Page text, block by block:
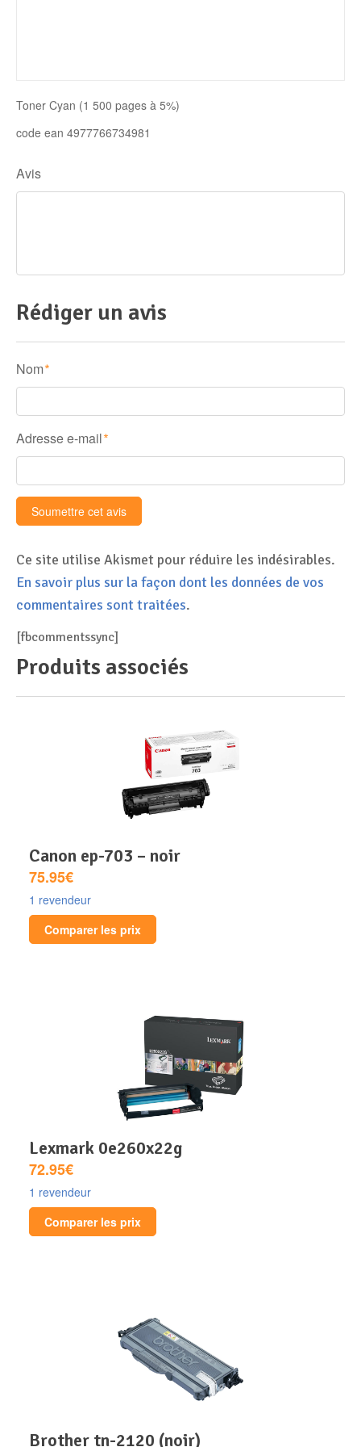
Toner Cyan (1 500 pages à 5%)
code ean 4977766734981
Avis
Rédiger un avis
Nom *
Adresse e-mail *
Ce site utilise Akismet pour réduire les indésirables.
En savoir plus sur la façon dont les données de vos
commentaires sont traitées.
[fbcommentssync]
Produits associés
canon ep-703 – noir
75.95€
1 revendeur
Comparer les prix
lexmark 0e260x22g
72.95€
1 revendeur
Comparer les prix
brother tn-2120 (noir)